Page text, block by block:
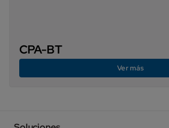
CPA-BT
Ver más